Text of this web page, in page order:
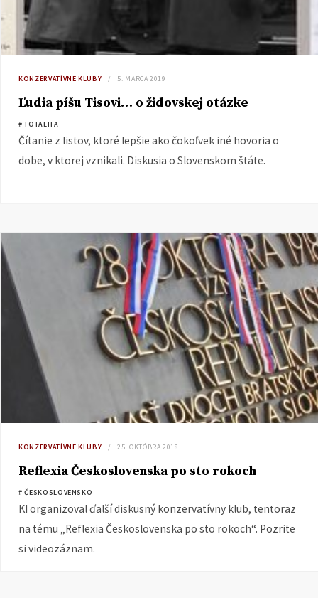
KONZERVATÍVNE KLUBY 5. MARCA 2019
Ľudia píšu Tisovi… o židovskej otázke
# TOTALITA
Čítanie z listov, ktoré lepšie ako čokoľvek iné hovoria o
dobe, v ktorej vznikali. Diskusia o Slovenskom štáte.
KONZERVATÍVNE KLUBY 25. OKTÓBRA 2018
Reflexia Československa po sto rokoch
# ČESKOSLOVENSKO
KI organizoval ďalší diskusný konzervatívny klub, tentoraz
na tému „Reflexia Československa po sto rokoch“. Pozrite
si videozáznam.